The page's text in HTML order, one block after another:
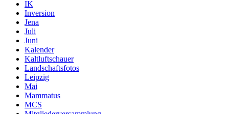
IK
Inversion
Jena
Juli
Juni
Kalender
Kaltluftschauer
Landschaftsfotos
Leipzig
Mai
Mammatus
MCS